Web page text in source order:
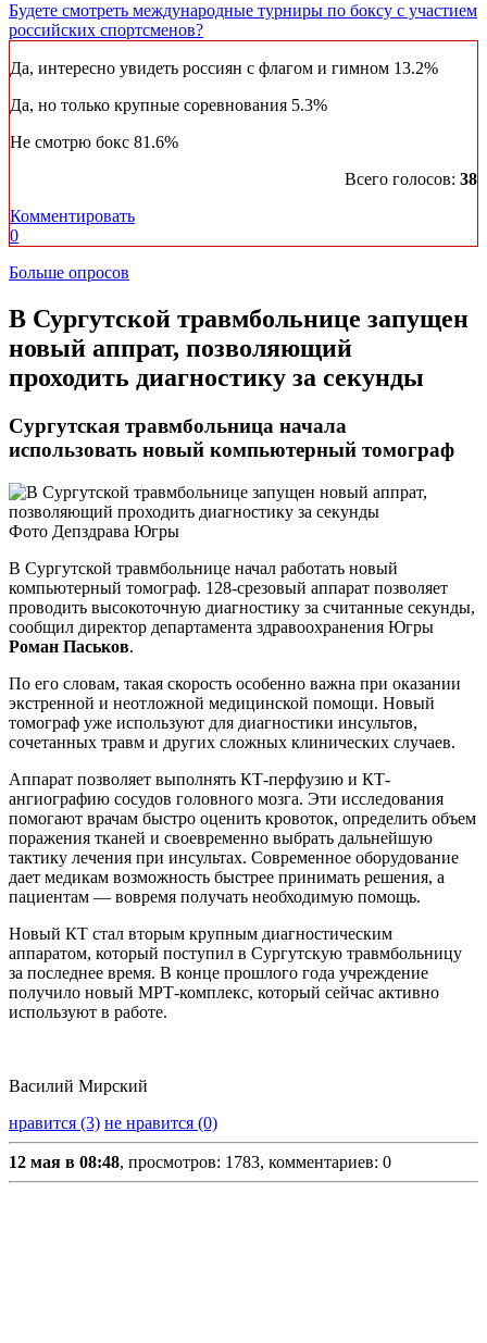
Будете смотреть международные турниры по боксу с участием
российских спортсменов?
Да, интересно увидеть россиян с флагом и гимном 13.2%
Да, но только крупные соревнования 5.3%
Не смотрю бокс 81.6%
Всего голосов: 38
Комментировать
0
Больше опросов
В Сургутской травмбольнице запущен
новый аппрат, позволяющий
проходить диагностику за секунды
Сургутская травмбольница начала
использовать новый компьютерный томограф
Фото Депздрава Югры
В Сургутской травмбольнице начал работать новый
компьютерный томограф. 128-срезовый аппарат позволяет
проводить высокоточную диагностику за считанные секунды,
сообщил директор департамента здравоохранения Югры
Роман Паськов.
По его словам, такая скорость особенно важна при оказании
экстренной и неотложной медицинской помощи. Новый
томограф уже используют для диагностики инсультов,
сочетанных травм и других сложных клинических случаев.
Аппарат позволяет выполнять КТ-перфузию и КТ-
ангиографию сосудов головного мозга. Эти исследования
помогают врачам быстро оценить кровоток, определить объем
поражения тканей и своевременно выбрать дальнейшую
тактику лечения при инсультах. Современное оборудование
дает медикам возможность быстрее принимать решения, а
пациентам — вовремя получать необходимую помощь.
Новый КТ стал вторым крупным диагностическим
аппаратом, который поступил в Сургутскую травмбольницу
за последнее время. В конце прошлого года учреждение
получило новый МРТ-комплекс, который сейчас активно
используют в работе.
Василий Мирский
нравится (3) не нравится (0)
12 мая в 08:48, просмотров: 1783, комментариев: 0